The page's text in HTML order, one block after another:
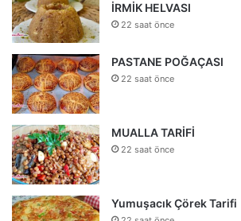
İRMİK HELVASI
22 saat önce
PASTANE POĞAÇASI
22 saat önce
MUALLA TARİFİ
22 saat önce
Yumuşacık Çörek Tarifi